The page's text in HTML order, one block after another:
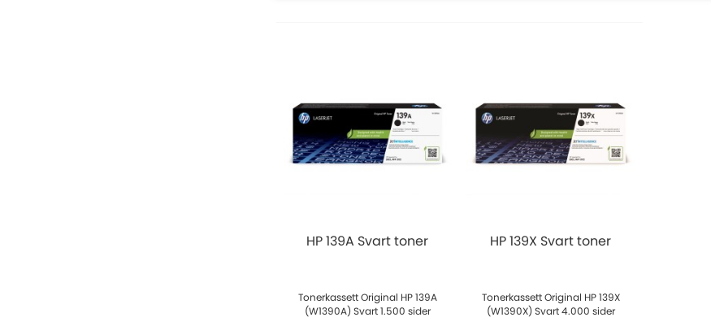
HP 139A Svart toner
Tonerkassett Original HP 139A
(W1390A) Svart 1.500 sider
HP 139X Svart toner
Tonerkassett Original HP 139X
(W1390X) Svart 4.000 sider